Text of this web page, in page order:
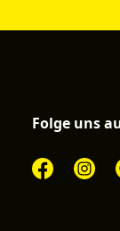
Folge uns